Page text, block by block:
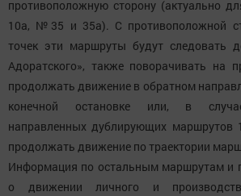
противоположную сторону (актуально
10а, №35 и 35а). С противоположной
точек эти маршруты будут следовать
Адоратского», также поворачивать на
продолжать движение в обратном
конечной остановке или, в
направленных дублирующих
продолжать движение по траектории
Информация по остальным маршрутам и
о движении личного и